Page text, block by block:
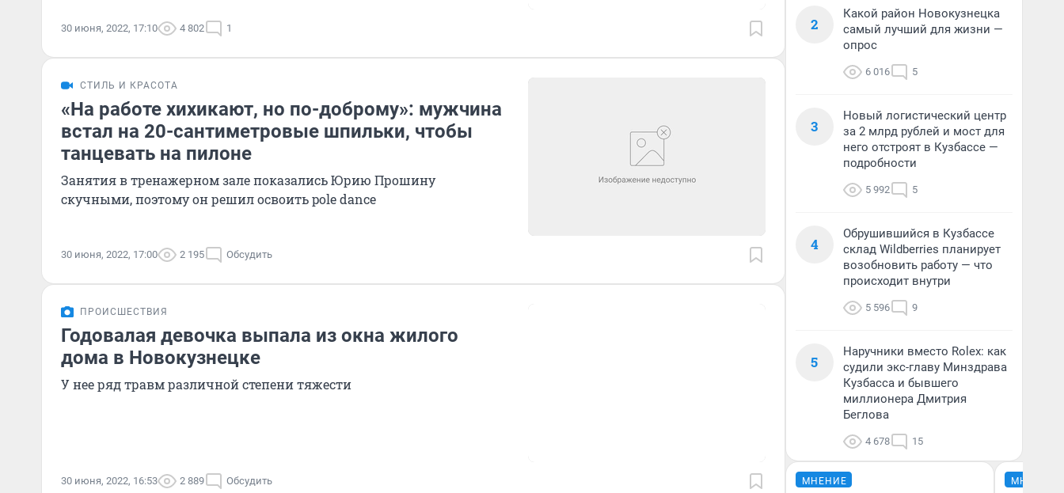
30 июня, 2022, 17:10 4 802 1
СТИЛЬ И КРАСОТА
«На работе хихикают, но по-доброму»: мужчина
встал на 20-сантиметровые шпильки, чтобы
танцевать на пилоне
Занятия в тренажерном зале показались Юрию Прошину
скучными, поэтому он решил освоить pole dance
30 июня, 2022, 17:00 2 195 Обсудить
ПРОИСШЕСТВИЯ
Годовалая девочка выпала из окна жилого
дома в Новокузнецке
У нее ряд травм различной степени тяжести
30 июня, 2022, 16:53 2 889 Обсудить
2
Какой район Новокузнецка
самый лучший для жизни —
опрос
6 016 5
3
Новый логистический центр
за 2 млрд рублей и мост для
него отстроят в Кузбассе —
подробности
5 992 5
4
Обрушившийся в Кузбассе
склад Wildberries планирует
возобновить работу — что
происходит внутри
5 596 9
5
Наручники вместо Rolex: как
судили экс-главу Минздрава
Кузбасса и бывшего
миллионера Дмитрия
Беглова
4 678 15
МНЕНИЕ МНЕНИЕ